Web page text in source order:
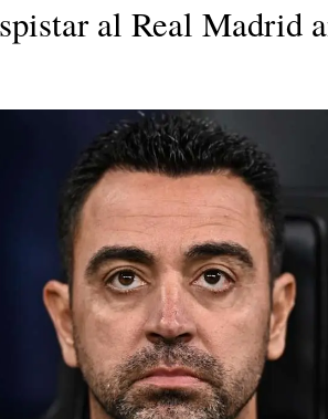
al Real Madrid